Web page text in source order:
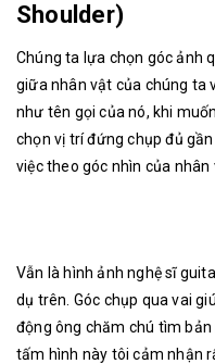
Shoulder)
Chúng ta lựa chọn góc ảnh
giữa nhân vật của chúng ta
như tên gọi của nó, khi
chọn vị trí đứng chụp đủ
việc theo góc nhìn của nhân
Vẫn là hình ảnh nghệ sĩ
dụ trên. Góc chụp qua vai
động ông chăm chú tìm
tấm hình này tôi cảm nhận